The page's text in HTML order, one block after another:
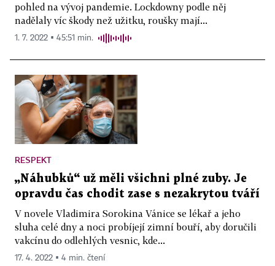
pohled na vývoj pandemie. Lockdowny podle něj
nadělaly víc škody než užitku, roušky mají...
1. 7. 2022 ▪ 45:51 min.
RESPEKT
„Náhubků“ už měli všichni plné zuby. Je
opravdu čas chodit zase s nezakrytou tváří
V novele Vladimira Sorokina Vánice se lékař a jeho
sluha celé dny a noci probíjejí zimní bouří, aby doručili
vakcínu do odlehlých vesnic, kde...
17. 4. 2022 ▪ 4 min. čtení